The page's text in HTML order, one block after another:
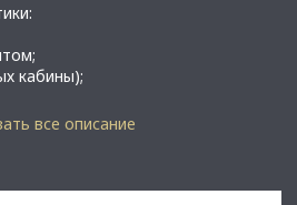
кабины);
ул.Мануильского, д.20А;
руб./мес.;
все описание